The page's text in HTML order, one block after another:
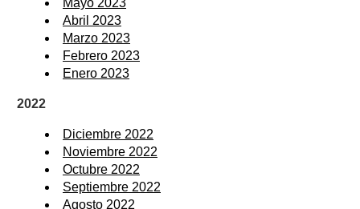
Abril 2023
Marzo 2023
Febrero 2023
Enero 2023
2022
Diciembre 2022
Noviembre 2022
Octubre 2022
Septiembre 2022
Agosto 2022